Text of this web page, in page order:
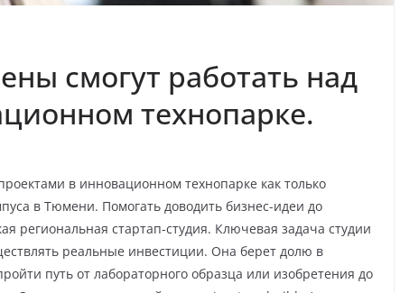
смогут работать над
технопарке.
в инновационном технопарке как только
в Тюмени. Помогать доводить бизнес-идеи до
региональная стартап-студия. Ключевая задача студии
реальные инвестиции. Она берет долю в
путь от лабораторного образца или изобретения до